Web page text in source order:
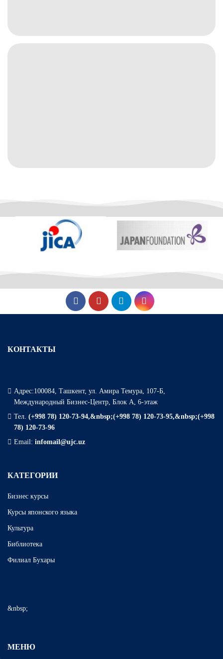
КОНТАКТЫ
Адрес:100084, Ташкент, ул. Амира Темура, 107-Б,
Международный Бизнес-Центр, Блок А, 6-этаж
Тел. (+998 78) 120-73-94,&nbsp;(+998 78) 120-73-95,&nbsp;(+998
78) 120-73-96
Email: infomail@ujc.uz
КАТЕГОРИИ
Бизнес курсы
Курсы японского языка
Культура
Библиотека
Филиал Бухары
&nbsp;
МЕНЮ